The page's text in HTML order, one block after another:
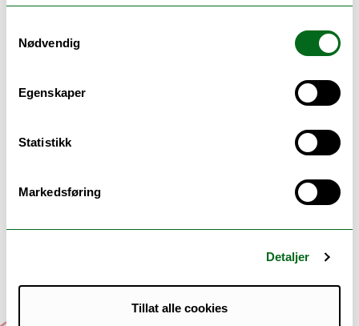
Nødvendig
Egenskaper
Statistikk
Markedsføring
Detaljer
Tillat alle cookies
Matematikkens dag, slo både Aasland,
Reiner om og tok deler av talene sine på
Florence Robine, Frankrikes ambassadør til
Matematikkens dag. Hun var også opptatt
– Matematikk er universets språk. Det er